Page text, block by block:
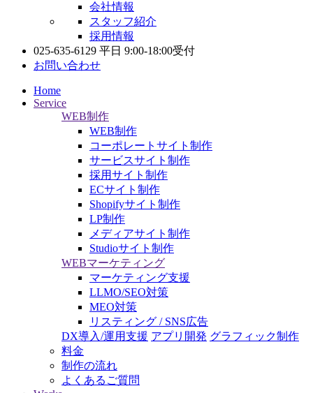
会社情報
スタッフ紹介
採用情報
025-635-6129 平日 9:00-18:00受付
お問い合わせ
Home
Service
WEB制作
WEB制作
コーポレートサイト制作
サービスサイト制作
採用サイト制作
ECサイト制作
Shopifyサイト制作
LP制作
メディアサイト制作
Studioサイト制作
WEBマーケティング
マーケティング支援
LLMO/SEO対策
MEO対策
リスティング / SNS広告
DX導入/運用支援 アプリ開発 グラフィック制作
料金
制作の流れ
よくあるご質問